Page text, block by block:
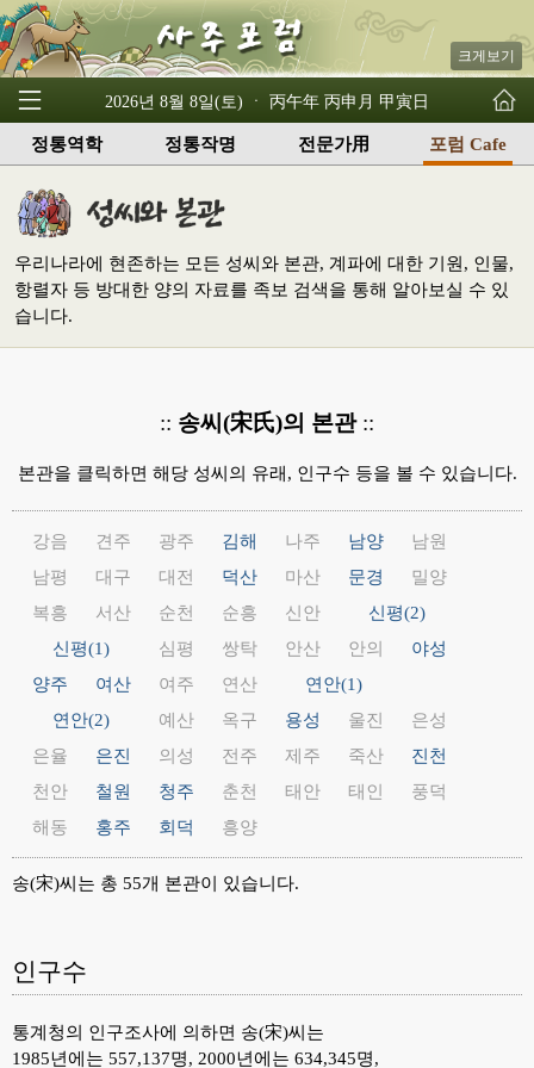
크게보기
2026년 8월 8일(토) ㆍ 丙午年 丙申月 甲寅日
정통역학 정통작명 전문가用 포럼 Cafe
우리나라에 현존하는 모든 성씨와 본관, 계파에 대한 기원, 인물,
항렬자 등 방대한 양의 자료를 족보 검색을 통해 알아보실 수 있
습니다.
:: 송씨(宋氏)의 본관::
본관을 클릭하면 해당 성씨의 유래, 인구수 등을 볼 수 있습니다.
강음 견주 광주 김해 나주 남양
남원
남평
대구 대전 덕산 마산 문경
밀양
복흥
서산 순천 순흥 신안
신평(2)
신평(1)
심평 쌍탁 안산 안의
야성
양주
여산 여주 연산
연안(1)
연안(2)
예산 옥구 용성 울진
은성
은율
은진 의성 전주 제주 죽산
진천
천안
철원 청주 춘천 태안 태인
풍덕
해동
홍주 회덕 흥양
송(宋)씨는 총 55개 본관이 있습니다.
인구수
통계청의 인구조사에 의하면 송(宋)씨는
1985년에는 557,137명, 2000년에는 634,345명,